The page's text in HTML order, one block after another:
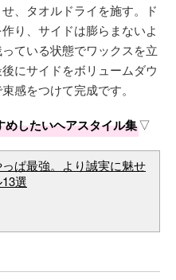
、タオルドライを施す。ド
り、サイドは膨らまないよ
ている状態でワックスを立
にサイドをボリュームダウ
感をつけて完成です。
めしたいヘアスタイル集▽
ぱ最強。より誠実に魅せ
選